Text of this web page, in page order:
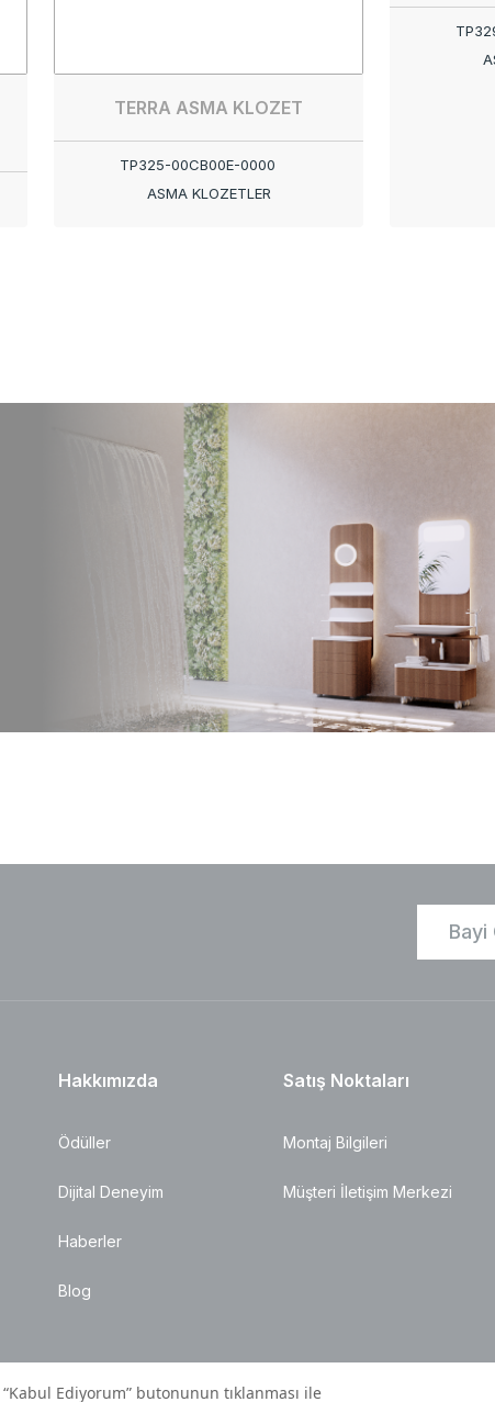
TERRA ASMA KLOZET
TP325-00CB00E-0000
ASMA KLOZETLER
Bayi
Hakkımızda
Ödüller
Dijital Deneyim
Haberler
Blog
Satış Noktaları
Montaj Bilgileri
Müşteri İletişim Merkezi